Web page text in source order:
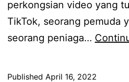
perkongsian video yang
TikTok, seorang pemuda
seorang peniaga…
Published April 16, 2022